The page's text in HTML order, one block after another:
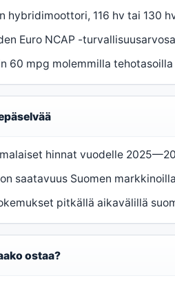
hybridimoottori, 116 hv tai 130
Euro NCAP -
60 mpg molemmilla
hinnat vuodelle
saatavuus Suomen
pitkällä aikavälillä
ostaa?